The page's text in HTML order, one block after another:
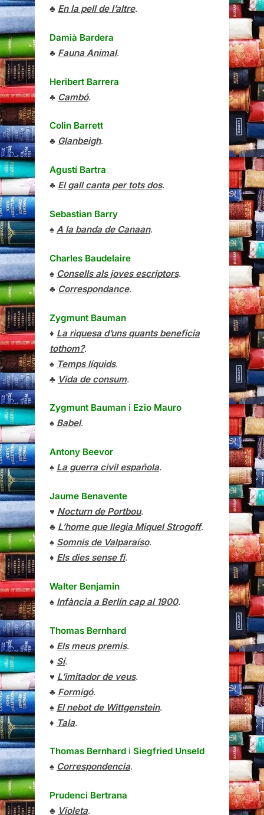
♣ En la pell de l’altre.
Damià Bardera
♣ Fauna Animal.
Heribert Barrera
♣ Cambó.
Colin Barrett
♣ Glanbeigh.
Agustí Bartra
♣ El gall canta per tots dos.
Sebastian Barry
♠ A la banda de Canaan.
Charles Baudelaire
♠ Consells als joves escriptors.
♣ Correspondance.
Zygmunt Bauman
♦ La riquesa d’uns quants beneficia
tothom?.
♠ Temps líquids.
♣ Vida de consum.
Zygmunt Bauman i Ezio Mauro
♠ Babel.
Antony Beevor
♠ La guerra civil española.
Jaume Benavente
♥ Nocturn de Portbou.
♣ L’home que llegia Miquel Strogoff.
♠ Somnis de Valparaíso.
♦ Els dies sense fi.
Walter Benjamin
♠ Infància a Berlín cap al 1900.
Thomas Bernhard
♠ Els meus premis.
♦ Sí.
♥ L’imitador de veus.
♣ Formigó.
♠ El nebot de Wittgenstein.
♦ Tala.
Thomas Bernhard i Siegfried Unseld
♠ Correspondencia.
Prudenci Bertrana
♣ Violeta.